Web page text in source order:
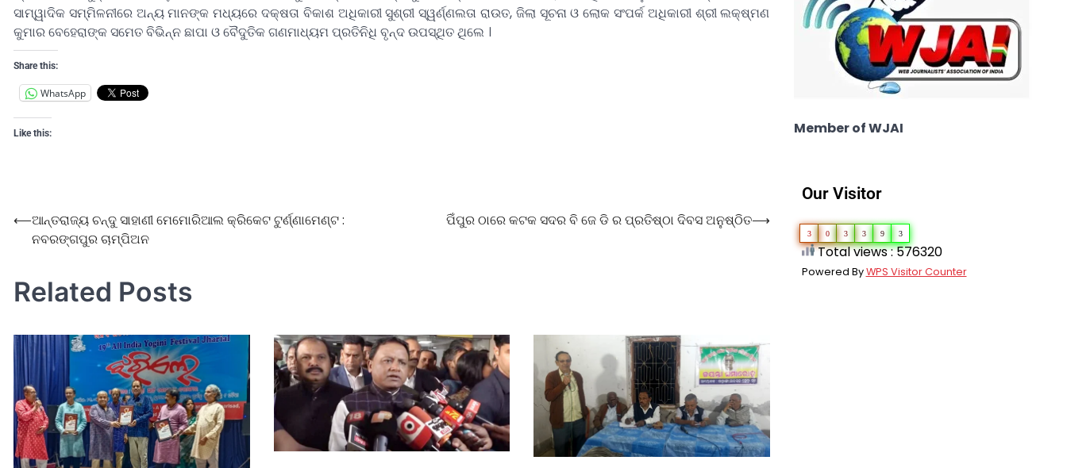
ସାମ୍ୱାଦିକ ସମ୍ମିଳନୀରେ ଅନ୍ୟ ମାନଙ୍କ ମଧ୍ୟରେ ଦକ୍ଷତା ବିକାଶ ଅଧିକାରୀ ସୁଶ୍ରୀ ସ୍ୱର୍ଣ୍ଣଲତା ରାଉତ, ଜିଲା ସୂଚନା ଓ ଲୋକ ସଂପର୍କ ଅଧିକାରୀ ଶ୍ରୀ ଲକ୍ଷ୍ମଣ
କୁମାର ବେହେରାଙ୍କ ସମେତ ବିଭିନ୍ନ ଛାପା ଓ ବୈଦୁତିକ ଗଣମାଧ୍ୟମ ପ୍ରତିନିଧି ବୃନ୍ଦ ଉପସ୍ଥିତ ଥିଲେ ।
Share this:
WhatsApp
Like this:
⟵ଆନ୍ତରାଜ୍ୟ ଚନ୍ଦୁ ସାହାଣୀ ମେମୋରିଆଲ କ୍ରିକେଟ ଟୁର୍ଣ୍ଣାମେଣ୍ଟ :
ନବରଙ୍ଗପୁର ଚାମ୍ପିଅନ
ପିଁପୁର ଠାରେ କଟକ ସଦର ବି ଜେ ଡି ର ପ୍ରତିଷ୍ଠା ଦିବସ ଅନୁଷ୍ଠିତ⟶
Related Posts
Member of WJAI
Our Visitor
3 0 3 3 9 3
Total views : 576320
Powered ByWPS Visitor Counter